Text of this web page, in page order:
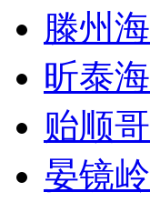
滕州
昕泰
贻顺
晏镜